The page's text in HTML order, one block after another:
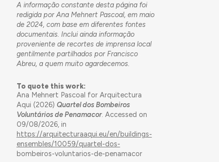
A informação constante desta página foi
redigida por Ana Mehnert Pascoal, em maio
de 2024, com base em diferentes fontes
documentais. Inclui ainda informação
proveniente de recortes de imprensa local
gentilmente partilhados por Francisco
Abreu, a quem muito agardecemos.
To quote this work:
Ana Mehnert Pascoal for Arquitectura
Aqui (2026) Quartel dos Bombeiros
Voluntários de Penamacor. Accessed on
09/08/2026, in
https://arquitecturaaqui.eu/en/buildings-
ensembles/10059/quartel-dos-
bombeiros-voluntarios-de-penamacor